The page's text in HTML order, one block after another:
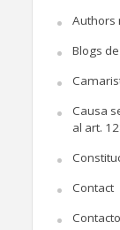
Authors
Blogs
Causa
al art.
Contact
Contacto